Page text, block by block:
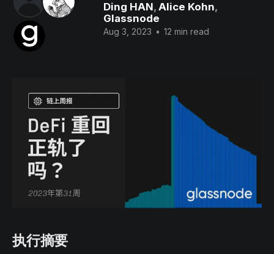
Ding HAN, Alice Kohn,
Glassnode
Aug 3, 2023 • 12 min read
执行摘要